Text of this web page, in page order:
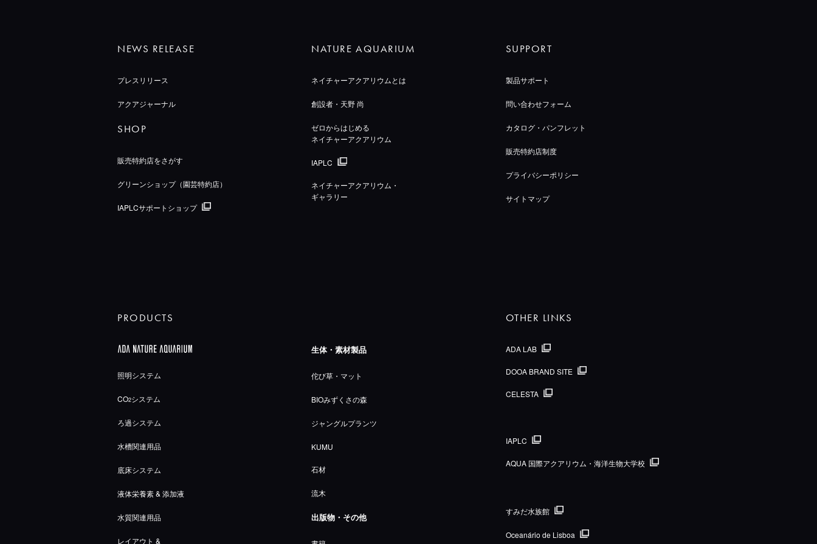
NEWS RELEASE
プレスリリース
アクアジャーナル
SHOP
販売特約店をさがす
グリーンショップ（園芸特約店）
IAPLCサポートショップ
NATURE AQUARIUM
ネイチャーアクアリウムとは
創設者・天野 尚
ゼロからはじめる
ネイチャーアクアリウム
IAPLC
ネイチャーアクアリウム・
ギャラリー
SUPPORT
製品サポート
問い合わせフォーム
カタログ・パンフレット
販売特約店制度
プライバシーポリシー
サイトマップ
PRODUCTS
照明システム
CO2システム
ろ過システム
水槽関連用品
底床システム
液体栄養素 & 添加液
水質関連用品
レイアウト &
生体・素材製品
佗び草・マット
BIOみずくさの森
ジャングルプランツ
KUMU
石材
流木
出版物・その他
OTHER LINKS
ADA LAB
DOOA BRAND SITE
CELESTA
IAPLC
AQUA 国際アクアリウム・海洋生物大学校
すみだ水族館
Oceanário de Lisboa